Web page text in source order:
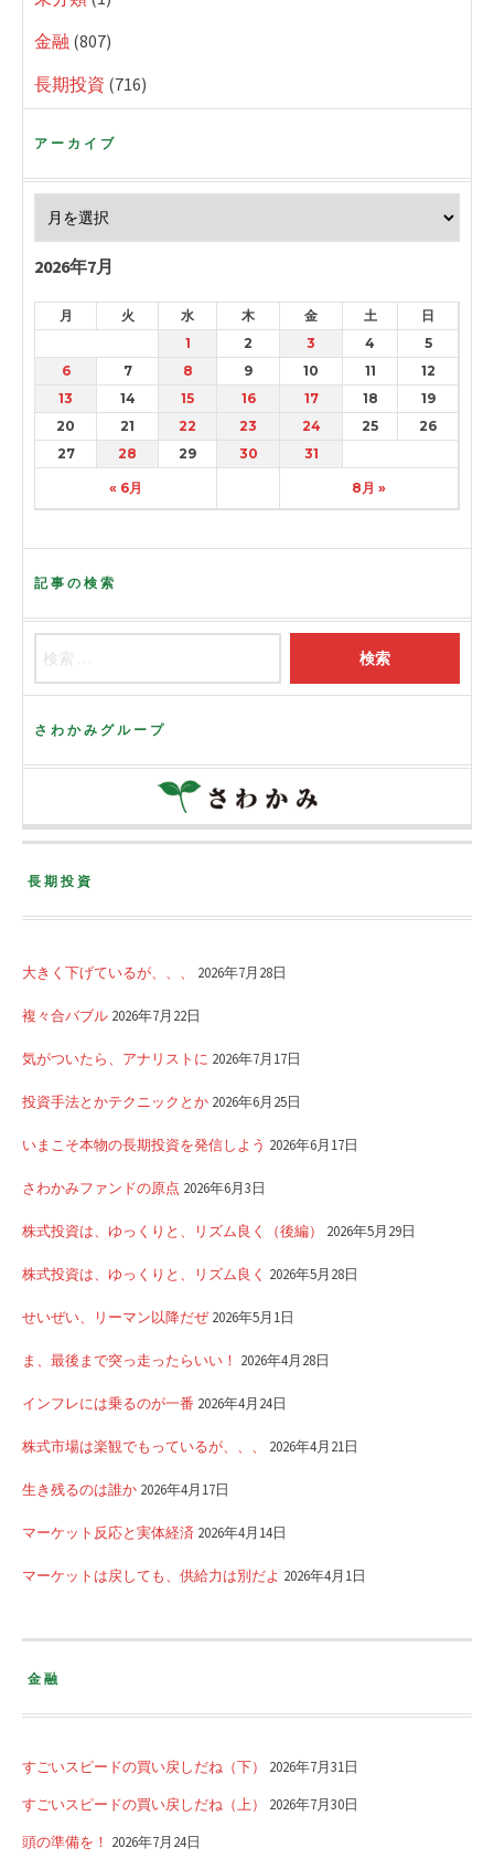
金融 (807)
長期投資 (716)
アーカイブ
2026年7月
月 火 水 木 金 土 日
« 6月 8月 »
1 2 3 4
5
6
7 8 9 10 11
12
13
14 15 16 17 18
19
20
21 22 23 24 25
26
27
28 29 30 31
記事の検索
さわかみグループ
長期投資
大きく下げているが、、、 2026年7月28日
複々合バブル 2026年7月22日
気がついたら、アナリストに 2026年7月17日
投資手法とかテクニックとか 2026年6月25日
いまこそ本物の長期投資を発信しよう 2026年6月17日
さわかみファンドの原点 2026年6月3日
株式投資は、ゆっくりと、リズム良く（後編） 2026年5月29日
株式投資は、ゆっくりと、リズム良く 2026年5月28日
せいぜい、リーマン以降だぜ2026年5月1日
ま、最後まで突っ走ったらいい！ 2026年4月28日
インフレには乗るのが一番 2026年4月24日
株式市場は楽観でもっているが、、、 2026年4月21日
生き残るのは誰か 2026年4月17日
マーケット反応と実体経済 2026年4月14日
マーケットは戻しても、供給力は別だよ 2026年4月1日
金融
すごいスピードの買い戻しだね（下） 2026年7月31日
すごいスピードの買い戻しだね（上） 2026年7月30日
頭の準備を！ 2026年7月24日